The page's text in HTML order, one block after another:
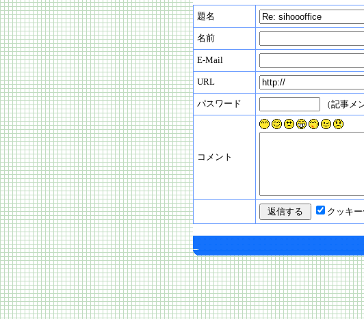
題名
名前
E-Mail
URL
パスワード （記事メ
コメント
クッキ